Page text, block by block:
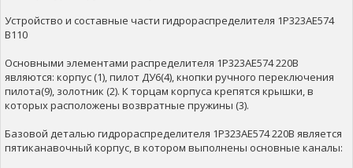
Устройство и составные части гидрораспределителя 1Р323АЕ574
В110
Основными элементами распределителя 1Р323АЕ574 220В
являются: корпус (1), пилот ДУ6(4), кнопки ручного переключения
пилота(9), золотник (2). К торцам корпуса крепятся крышки, в
которых расположены возвратные пружины (3).
Базовой деталью гидрораспределителя 1Р323АЕ574 220В является
пятиканавочный корпус, в котором выполнены основные каналы: